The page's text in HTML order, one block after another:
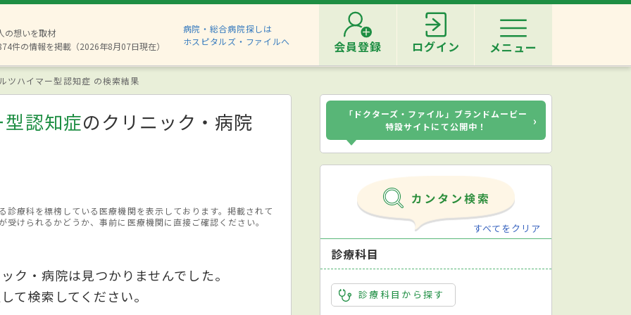
の想いを取材
件の情報を掲載（2026年8月07日現在）
病院・総合病院探しは
ホスピタルズ・ファイルへ
会員登録 ログイン メニュー
ツハイマー型認知症 の検索結果
認知症のクリニック・病院
療科を標榜している医療機関を表示しております。掲載されて
けられるかどうか、事前に医療機関に直接ご確認ください。
ク・病院は見つかりませんでした。
て検索してください。
「ドクターズ・ファイル」ブランドムービー
特設サイトにて公開中！
›
すべてをクリア
診療科目
診療科目から探す